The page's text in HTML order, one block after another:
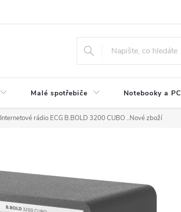
Malé spotřebiče Notebooky a PC
Internetové rádio ECG B.BOLD 3200 CUBO ..Nové zboží